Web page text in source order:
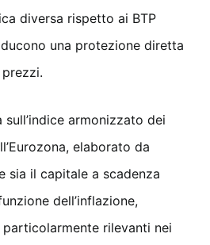
diversa rispetto ai BTP
una protezione diretta
armonizzato dei
elaborato da
sia il capitale a scadenza
dell’inflazione,
rilevanti nei